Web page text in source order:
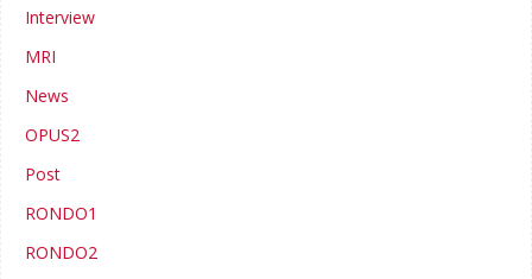
Interview
MRI
News
OPUS2
Post
RONDO1
RONDO2